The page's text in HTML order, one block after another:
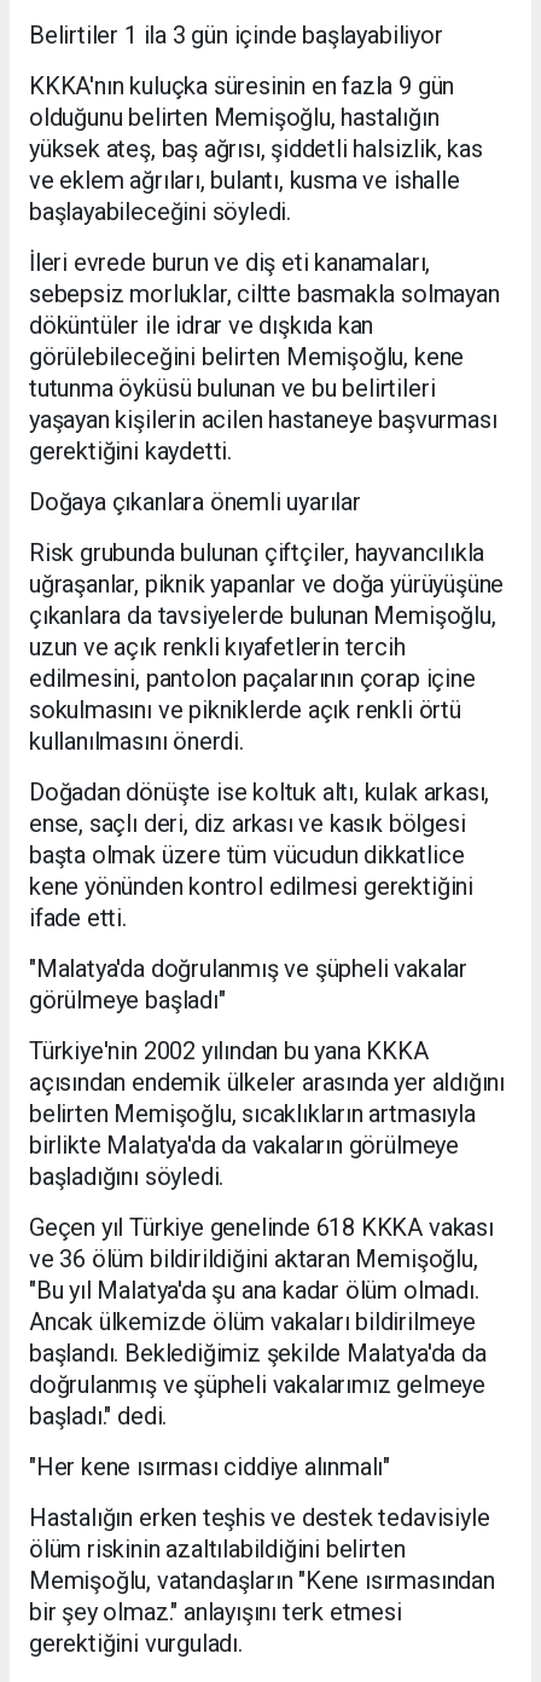
Belirtiler 1 ila 3 gün içinde başlayabiliyor
KKKA'nın kuluçka süresinin en fazla 9 gün
olduğunu belirten Memişoğlu, hastalığın
yüksek ateş, baş ağrısı, şiddetli halsizlik, kas
ve eklem ağrıları, bulantı, kusma ve ishalle
başlayabileceğini söyledi.
İleri evrede burun ve diş eti kanamaları,
sebepsiz morluklar, ciltte basmakla solmayan
döküntüler ile idrar ve dışkıda kan
görülebileceğini belirten Memişoğlu, kene
tutunma öyküsü bulunan ve bu belirtileri
yaşayan kişilerin acilen hastaneye başvurması
gerektiğini kaydetti.
Doğaya çıkanlara önemli uyarılar
Risk grubunda bulunan çiftçiler, hayvancılıkla
uğraşanlar, piknik yapanlar ve doğa yürüyüşüne
çıkanlara da tavsiyelerde bulunan Memişoğlu,
uzun ve açık renkli kıyafetlerin tercih
edilmesini, pantolon paçalarının çorap içine
sokulmasını ve pikniklerde açık renkli örtü
kullanılmasını önerdi.
Doğadan dönüşte ise koltuk altı, kulak arkası,
ense, saçlı deri, diz arkası ve kasık bölgesi
başta olmak üzere tüm vücudun dikkatlice
kene yönünden kontrol edilmesi gerektiğini
ifade etti.
"Malatya'da doğrulanmış ve şüpheli vakalar
görülmeye başladı"
Türkiye'nin 2002 yılından bu yana KKKA
açısından endemik ülkeler arasında yer aldığını
belirten Memişoğlu, sıcaklıkların artmasıyla
birlikte Malatya'da da vakaların görülmeye
başladığını söyledi.
Geçen yıl Türkiye genelinde 618 KKKA vakası
ve 36 ölüm bildirildiğini aktaran Memişoğlu,
"Bu yıl Malatya'da şu ana kadar ölüm olmadı.
Ancak ülkemizde ölüm vakaları bildirilmeye
başlandı. Beklediğimiz şekilde Malatya'da da
doğrulanmış ve şüpheli vakalarımız gelmeye
başladı." dedi.
"Her kene ısırması ciddiye alınmalı"
Hastalığın erken teşhis ve destek tedavisiyle
ölüm riskinin azaltılabildiğini belirten
Memişoğlu, vatandaşların "Kene ısırmasından
bir şey olmaz." anlayışını terk etmesi
gerektiğini vurguladı.